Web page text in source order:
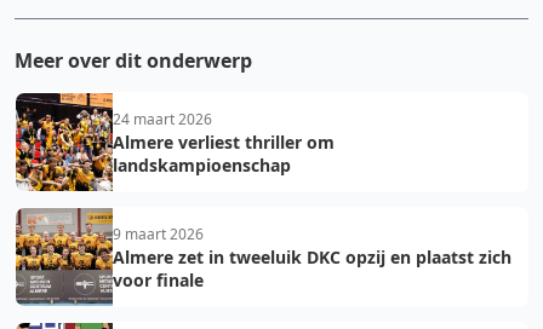
Meer over dit onderwerp
24 maart 2026
Almere verliest thriller om
landskampioenschap
9 maart 2026
Almere zet in tweeluik DKC opzij en plaatst zich
voor finale